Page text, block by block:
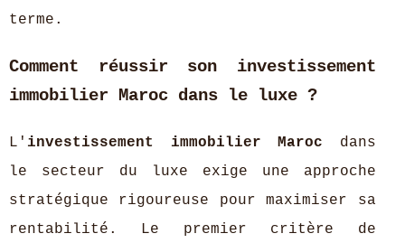
terme.
Comment réussir son investissement
immobilier Maroc dans le luxe ?
L' investissement immobilier Maroc dans
le secteur du luxe exige une approche
stratégique rigoureuse pour maximiser sa
rentabilité. Le premier critère de